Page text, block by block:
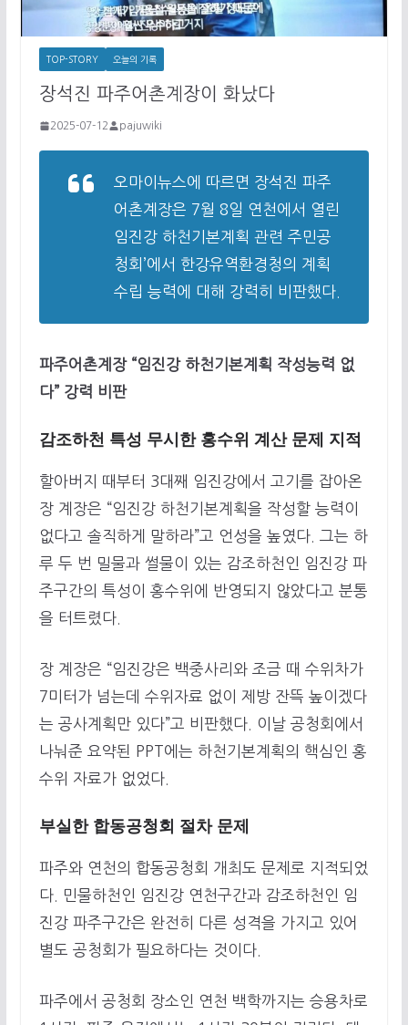
TOP-STORY 오늘의 기록
장석진 파주어촌계장이 화났다
2025-07-12 pajuwiki
오마이뉴스에 따르면 장석진 파주
어촌계장은 7월 8일 연천에서 열린
임진강 하천기본계획 관련 주민공
청회’에서 한강유역환경청의 계획
수립 능력에 대해 강력히 비판했다.
파주어촌계장 “임진강 하천기본계획 작성능력 없
다” 강력 비판
감조하천 특성 무시한 홍수위 계산 문제 지적
할아버지 때부터 3대째 임진강에서 고기를 잡아온
장 계장은 “임진강 하천기본계획을 작성할 능력이
없다고 솔직하게 말하라”고 언성을 높였다. 그는 하
루 두 번 밀물과 썰물이 있는 감조하천인 임진강 파
주구간의 특성이 홍수위에 반영되지 않았다고 분통
을 터트렸다.
장 계장은 “임진강은 백중사리와 조금 때 수위차가
7미터가 넘는데 수위자료 없이 제방 잔뜩 높이겠다
는 공사계획만 있다”고 비판했다. 이날 공청회에서
나눠준 요약된 PPT에는 하천기본계획의 핵심인 홍
수위 자료가 없었다.
부실한 합동공청회 절차 문제
파주와 연천의 합동공청회 개최도 문제로 지적되었
다. 민물하천인 임진강 연천구간과 감조하천인 임
진강 파주구간은 완전히 다른 성격을 가지고 있어
별도 공청회가 필요하다는 것이다.
파주에서 공청회 장소인 연천 백학까지는 승용차로